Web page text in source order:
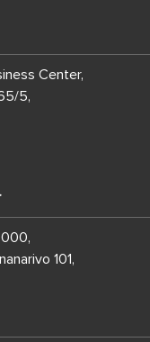
Center,
5,
101,